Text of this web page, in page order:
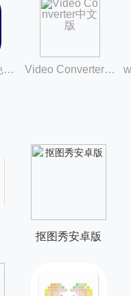
ae软件手机版免费版 Video Converter中文版
抠图秀安卓版